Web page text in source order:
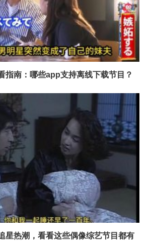
指南：哪些app支持离线下载节目？
星热潮，看看这些偶像综艺节目都有